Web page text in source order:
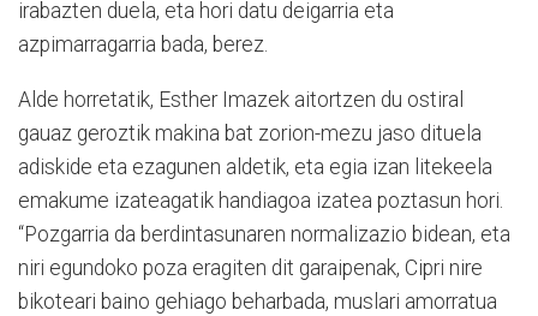
irabazten duela, eta hori datu deigarria eta
azpimarragarria bada, berez.
Alde horretatik, Esther Imazek aitortzen du ostiral
gauaz geroztik makina bat zorion-mezu jaso dituela
adiskide eta ezagunen aldetik, eta egia izan litekeela
emakume izateagatik handiagoa izatea poztasun hori.
“Pozgarria da berdintasunaren normalizazio bidean, eta
niri egundoko poza eragiten dit garaipenak, Cipri nire
bikoteari baino gehiago beharbada, muslari amorratua